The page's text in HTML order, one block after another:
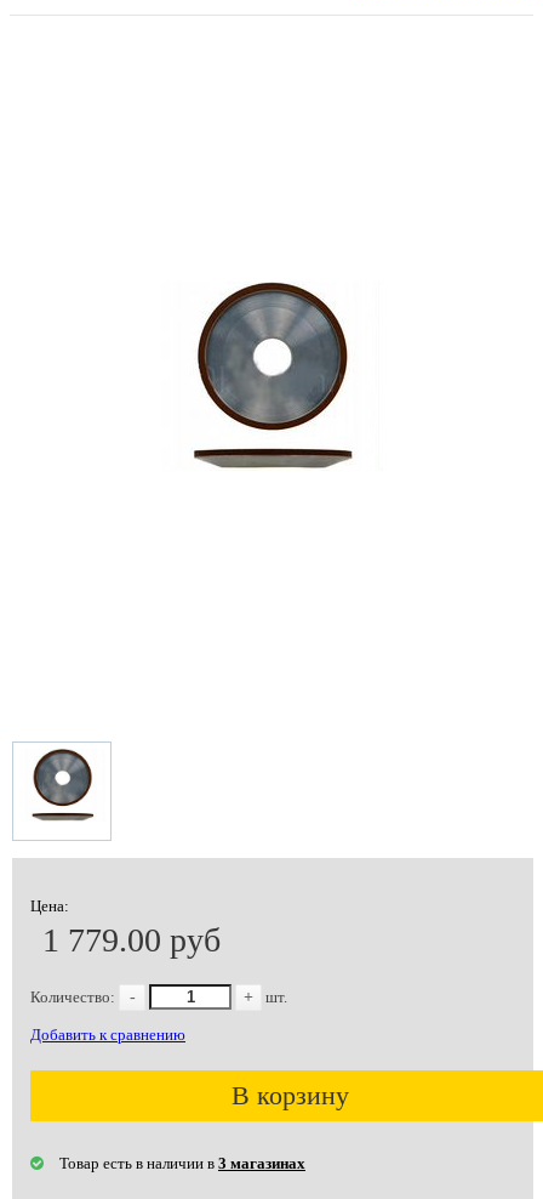
Цена:
1 779.00 руб
Количество: - + шт.
Добавить к сравнению
В корзину
Товар есть в наличии в 3 магазинах